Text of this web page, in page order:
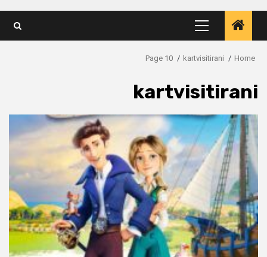
Primary
Menu
Home
kartvisitirani
Page 10
kartvisitirani